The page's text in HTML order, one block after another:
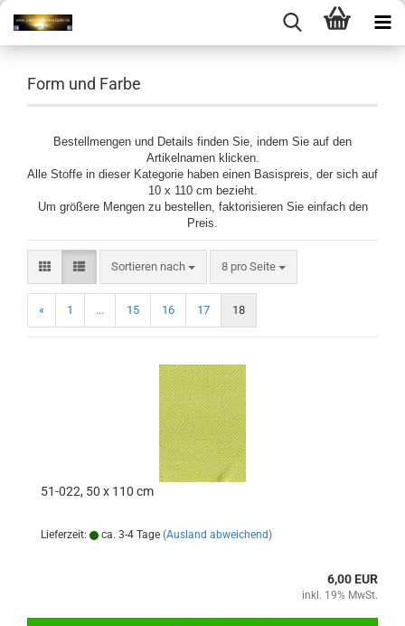
Form und Farbe
Bestellmengen und Details finden Sie, indem Sie auf den
Artikelnamen klicken.
Alle Stoffe in dieser Kategorie haben einen Basispreis, der sich auf
10 x 110 cm bezieht.
Um größere Mengen zu bestellen, faktorisieren Sie einfach den
Preis.
Sortieren nach
Sortieren nach 8 pro Seite
pro Seite
« 1 ... 15 16 17 18
51-022, 50 x 110 cm
Lieferzeit: ca. 3-4 Tage (Ausland abweichend)
6,00 EUR
inkl. 19% MwSt.